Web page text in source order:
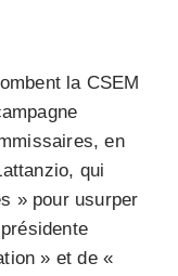
la CSEM
en
qui
» pour usurper
» et de «